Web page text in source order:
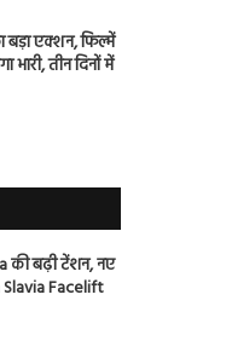
बड़ा एक्शन, फिल्में
तीन दिनों में
की बढ़ी टेंशन, नए
Slavia Facelift